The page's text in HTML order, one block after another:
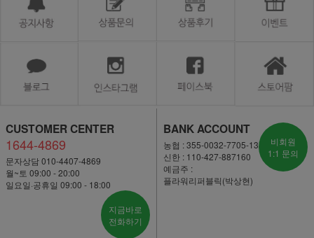
CUSTOMER CENTER
1644-4869
문자상담 010-4407-4869
월~토 09:00 - 20:00
일요일·공휴일 09:00 - 18:00
지금바로
전화하기
BANK ACCOUNT
농협 : 355-0032-7705-13
신한 : 110-427-887160
예금주 :
플라워리퍼블릭(박상현)
비회원
1:1 문의